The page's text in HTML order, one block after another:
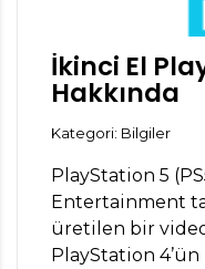
İkinci El
Hakkında
Kategori: Bilgiler
PlayStation 5
Entertainment
üretilen bir
PlayStation